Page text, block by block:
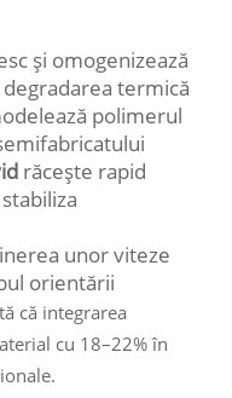
și omogenizează
termică
polimerul
răcește rapid
unor viteze
orientării
că integrarea
cu 18–22% în